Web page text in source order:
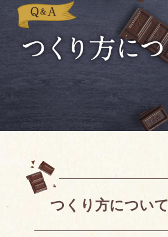
つくり方について